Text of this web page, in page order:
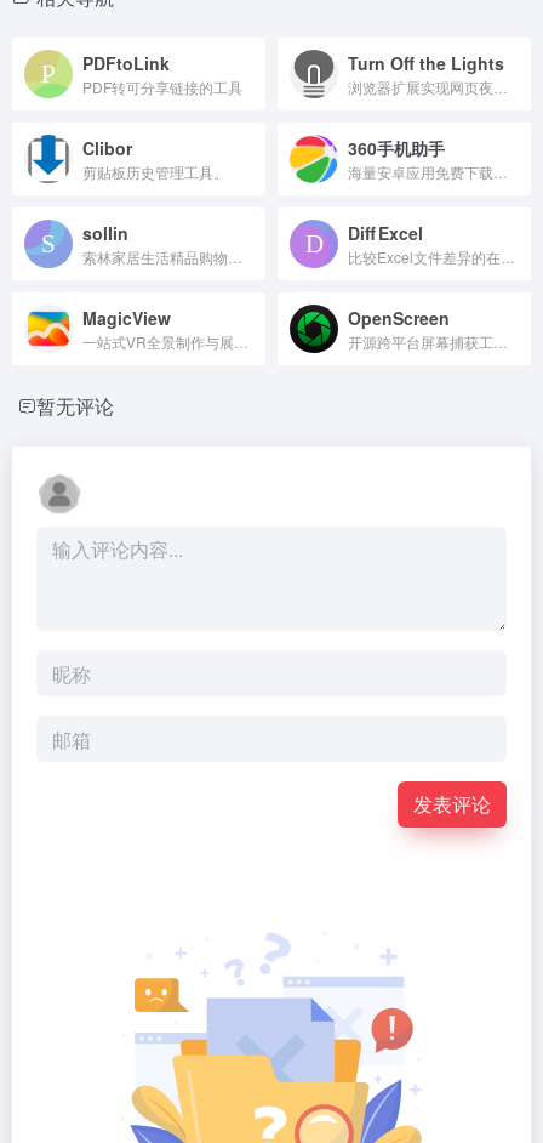
PDFtoLink
PDF转可分享链接的工具
Turn Off the Lights
Clibor
剪贴板历史管理工具。
360手机助手
sollin Diff Excel
MagicView OpenScreen
暂无评论
发表评论